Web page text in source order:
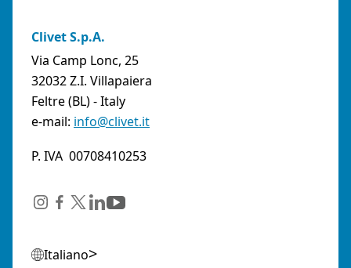
Clivet S.p.A.
Via Camp Lonc, 25
32032 Z.I. Villapaiera
Feltre (BL) - Italy
e-mail: info@clivet.it
P. IVA 00708410253
Italiano